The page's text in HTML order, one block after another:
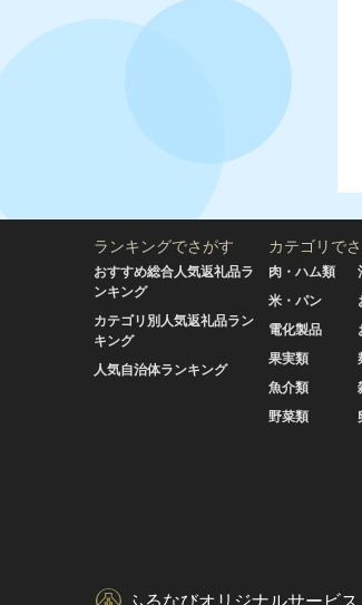
ランキングでさがす
おすすめ総合人気返礼品ラ
ンキング
カテゴリ別人気返礼品ラン
キング
人気自治体ランキング
カテゴリで
肉・ハム類
米・パン
電化製品
果実類
魚介類
野菜類